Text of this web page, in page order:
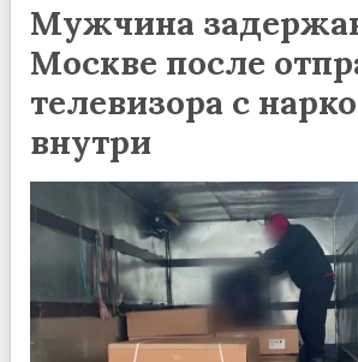
Мужчина
Москве после
телевизора с
внутри